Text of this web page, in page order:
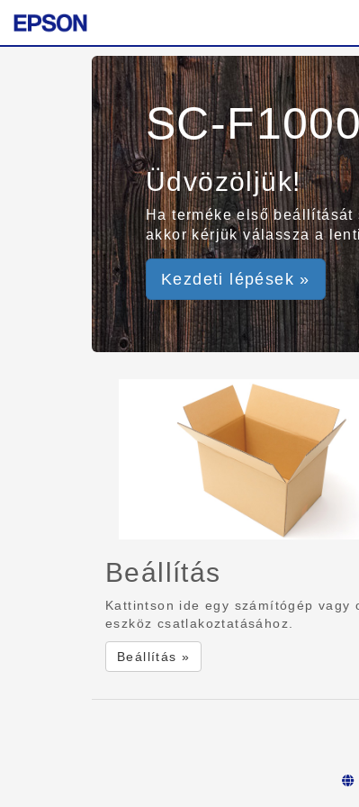
SC-
Üdvözöljük!
Ha terméke első
akkor kérjük válassza a
Kezdeti lépések »
Beállítás
Kattintson ide egy számítógép vagy
eszköz csatlakoztatásához.
Beállítás »